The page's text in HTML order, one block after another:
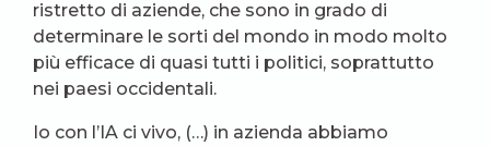
ristretto di aziende, che sono in grado di
determinare le sorti del mondo in modo molto
più efficace di quasi tutti i politici, soprattutto
nei paesi occidentali.
Io con l’IA ci vivo, (…) in azienda abbiamo